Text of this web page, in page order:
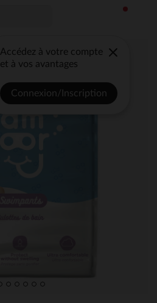
Accédez à votre compte
et à vos avantages
Connexion/Inscription